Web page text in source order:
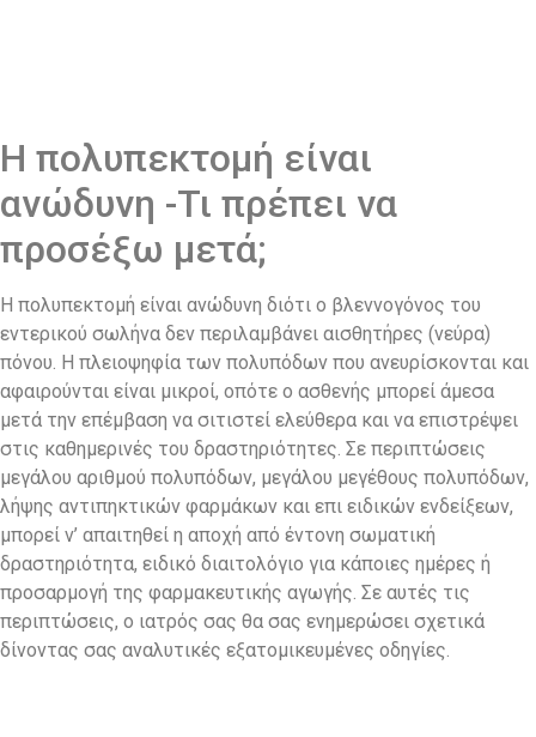
Η πολυπεκτομή είναι
ανώδυνη -Τι πρέπει να
προσέξω μετά;
Η πολυπεκτομή είναι ανώδυνη διότι ο βλεννογόνος του
εντερικού σωλήνα δεν περιλαμβάνει αισθητήρες (νεύρα)
πόνου. Η πλειοψηφία των πολυπόδων που ανευρίσκονται και
αφαιρούνται είναι μικροί, οπότε ο ασθενής μπορεί άμεσα
μετά την επέμβαση να σιτιστεί ελεύθερα και να επιστρέψει
στις καθημερινές του δραστηριότητες. Σε περιπτώσεις
μεγάλου αριθμού πολυπόδων, μεγάλου μεγέθους πολυπόδων,
λήψης αντιπηκτικών φαρμάκων και επι ειδικών ενδείξεων,
μπορεί ν’ απαιτηθεί η αποχή από έντονη σωματική
δραστηριότητα, ειδικό διαιτολόγιο για κάποιες ημέρες ή
προσαρμογή της φαρμακευτικής αγωγής. Σε αυτές τις
περιπτώσεις, ο ιατρός σας θα σας ενημερώσει σχετικά
δίνοντας σας αναλυτικές εξατομικευμένες οδηγίες.